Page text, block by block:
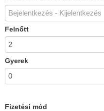
Felnőtt
Gyerek
Fizetési mód